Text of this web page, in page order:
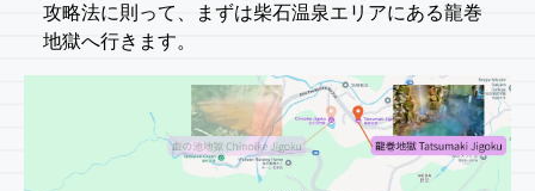
攻略法に則って、まずは柴石温泉エリアにある龍巻
地獄へ行きます。